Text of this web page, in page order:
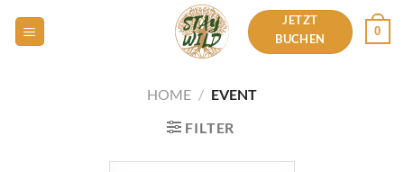
Inhalt
JETZT
BUCHEN
0
HOME / EVENT
FILTER